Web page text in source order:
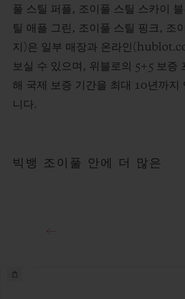
풀 스틸 퍼플, 조이풀 스틸 스카이
틸 애플 그린, 조이풀 스틸 핑크, 조
지)은 일부 매장과 온라인
보실 수 있으며, 위블로의 5+5 보증
해 국제 보증 기간을 최대 10년까지
니다.
빅뱅 조이풀 안에 더 많은